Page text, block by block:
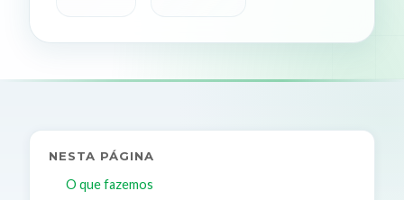
NESTA PÁGINA
O que fazemos